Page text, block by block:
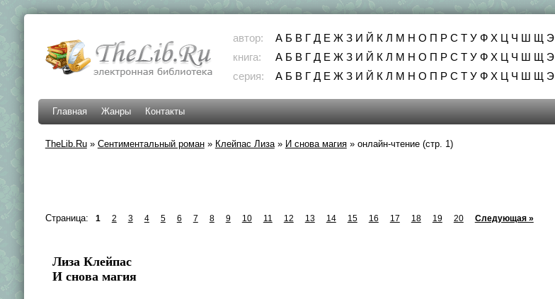
автор: А Б В Г Д Е Ж З И Й К Л М Н О П Р С Т У Ф Х Ц Ч Ш Щ Э
книга:
А Б В Г Д Е Ж З И Й К Л М Н О П Р С Т У Ф Х Ц Ч Ш Щ Э
серия:
А Б В Г Д Е Ж З И Й К Л М Н О П Р С Т У Ф Х Ц Ч Ш Щ Э
Главная Жанры Контакты
TheLib.Ru» Сентиментальный роман» Клейпас Лиза» И снова магия» онлайн-чтение (стр. 1)
Страница: 1 2 3 4 5 6 7 8 9 10 11 12 13 14 15 16 17 18 19 20 Следующая »
Лиза Клейпас
И снова магия